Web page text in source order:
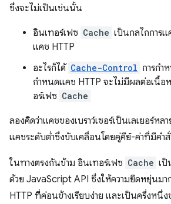
ซึ่งจะไม่เป็นเช่นนั้น
อินเทอร์เฟซ Cache เป็นกลไกการ
แคช HTTP
อะไรก็ได้ Cache-Control การกำ
กำหนดแคช HTTP จะไม่มีผลต่อเนื้อ
อร์เฟซ Cache
ลองคิดว่าแคชของเบราว์เซอร์เป็นเลเยอร์ห
แคชระดับต่ำซึ่งขับเคลื่อนโดยคู่คีย์-ค่าที่มีคำ
ในทางตรงกันข้าม อินเทอร์เฟซ Cache เป็
ด้วย JavaScript API ซึ่งให้ความยืดหยุ่นมา
HTTP ที่ค่อนข้างเรียบง่าย และเป็นครึ่งหนึ่